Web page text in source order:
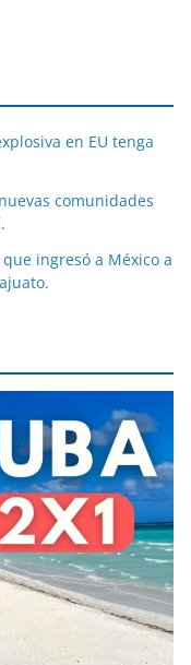
en EU tenga
comunidades
ingresó a México a